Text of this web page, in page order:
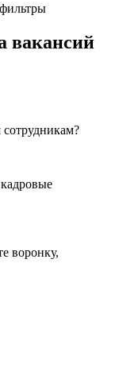
вакансий
воронку,